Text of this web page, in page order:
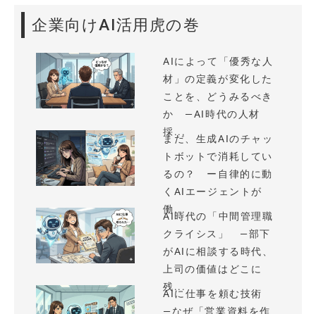
企業向けAI活用虎の巻
AIによって「優秀な人
材」の定義が変化した
ことを、どうみるべき
か —AI時代の人材
採...
まだ、生成AIのチャッ
トボットで消耗してい
るの？ ー自律的に動
くAIエージェントが
働...
AI時代の「中間管理職
クライシス」 —部下
がAIに相談する時代、
上司の価値はどこに
残...
AIに仕事を頼む技術
—なぜ「営業資料を作